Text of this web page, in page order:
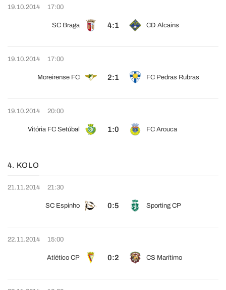
19.10.2014 17:00
SC Braga 4:1 CD Alcains
19.10.2014 17:00
Moreirense FC 2:1 FC Pedras Rubras
19.10.2014 20:00
Vitória FC Setúbal 1:0 FC Arouca
4. KOLO
21.11.2014 21:30
SC Espinho 0:5 Sporting CP
22.11.2014 15:00
Atlético CP 0:2 CS Marítimo